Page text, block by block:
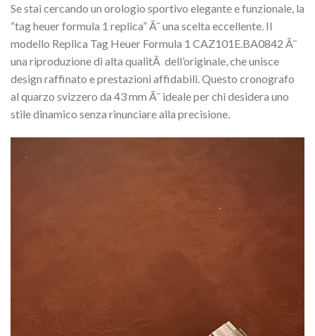
Se stai cercando un orologio sportivo elegante e funzionale, la
“tag heuer formula 1 replica” Ã¨ una scelta eccellente. Il
modello Replica Tag Heuer Formula 1 CAZ101E.BA0842 Ã¨
una riproduzione di alta qualitÃ dell’originale, che unisce
design raffinato e prestazioni affidabili. Questo cronografo
al quarzo svizzero da 43 mm Ã¨ ideale per chi desidera uno
stile dinamico senza rinunciare alla precisione.